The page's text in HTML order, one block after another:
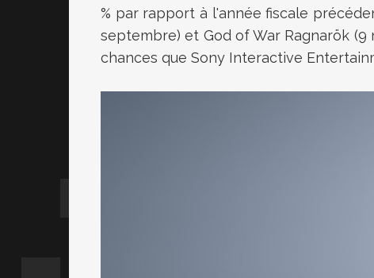
% par rapport à l'année fiscale
septembre) et God of War Ragnarök
chances que Sony Interactive